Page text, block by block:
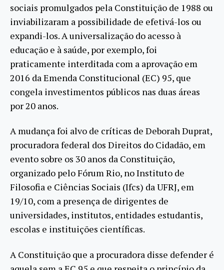
sociais promulgados pela Constituição de 1988 ou
inviabilizaram a possibilidade de efetivá-los ou
expandi-los. A universalização do acesso à
educação e à saúde, por exemplo, foi
praticamente interditada com a aprovação em
2016 da Emenda Constitucional (EC) 95, que
congela investimentos públicos nas duas áreas
por 20 anos.
A mudança foi alvo de críticas de Deborah Duprat,
procuradora federal dos Direitos do Cidadão, em
evento sobre os 30 anos da Constituição,
organizado pelo Fórum Rio, no Instituto de
Filosofia e Ciências Sociais (Ifcs) da UFRJ, em
19/10, com a presença de dirigentes de
universidades, institutos, entidades estudantis,
escolas e instituições científicas.
A Constituição que a procuradora disse defender é